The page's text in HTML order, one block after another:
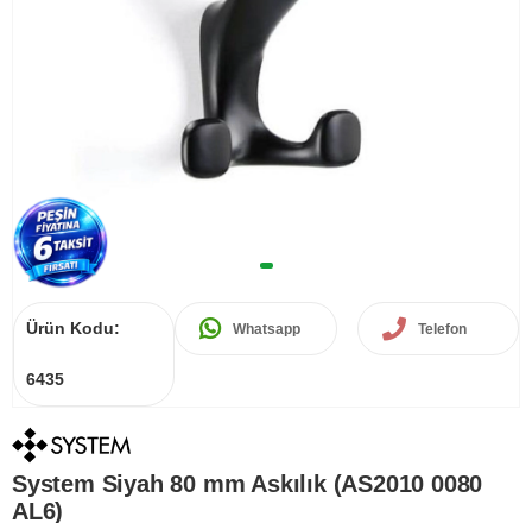
Ürün Kodu:
6435
Whatsapp Telefon
System Siyah 80 mm Askılık (AS2010 0080
AL6)